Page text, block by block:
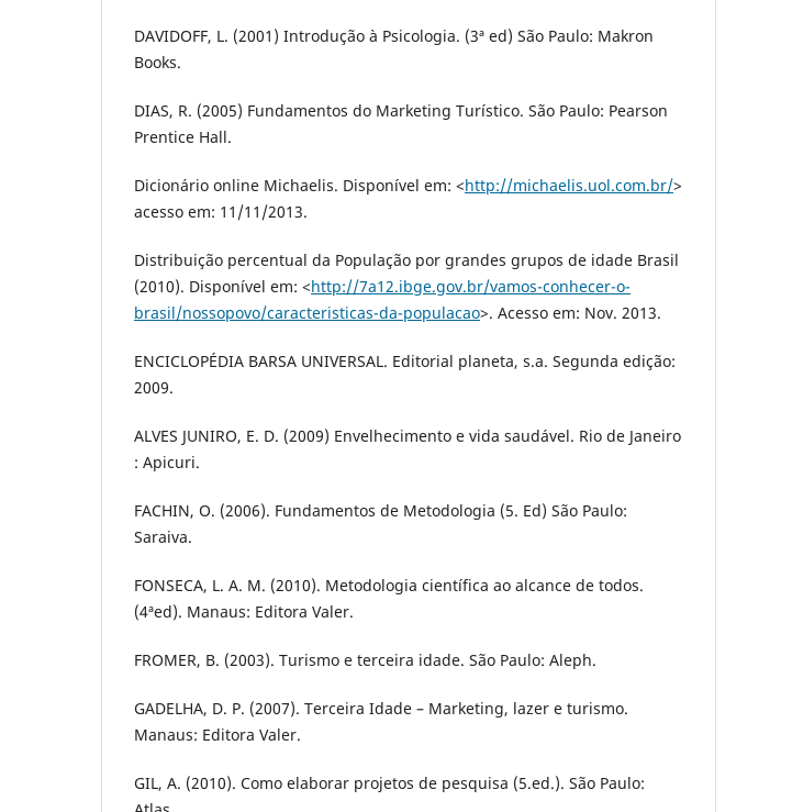
DAVIDOFF, L. (2001) Introdução à Psicologia. (3ª ed) São Paulo: Makron
Books.
DIAS, R. (2005) Fundamentos do Marketing Turístico. São Paulo: Pearson
Prentice Hall.
Dicionário online Michaelis. Disponível em: <http://michaelis.uol.com.br/>
acesso em: 11/11/2013.
Distribuição percentual da População por grandes grupos de idade Brasil
(2010). Disponível em: <http://7a12.ibge.gov.br/vamos-conhecer-o-
brasil/nossopovo/caracteristicas-da-populacao>. Acesso em: Nov. 2013.
ENCICLOPÉDIA BARSA UNIVERSAL. Editorial planeta, s.a. Segunda edição:
2009.
ALVES JUNIRO, E. D. (2009) Envelhecimento e vida saudável. Rio de Janeiro
: Apicuri.
FACHIN, O. (2006). Fundamentos de Metodologia (5. Ed) São Paulo:
Saraiva.
FONSECA, L. A. M. (2010). Metodologia científica ao alcance de todos.
(4ªed). Manaus: Editora Valer.
FROMER, B. (2003). Turismo e terceira idade. São Paulo: Aleph.
GADELHA, D. P. (2007). Terceira Idade – Marketing, lazer e turismo.
Manaus: Editora Valer.
GIL, A. (2010). Como elaborar projetos de pesquisa (5.ed.). São Paulo: